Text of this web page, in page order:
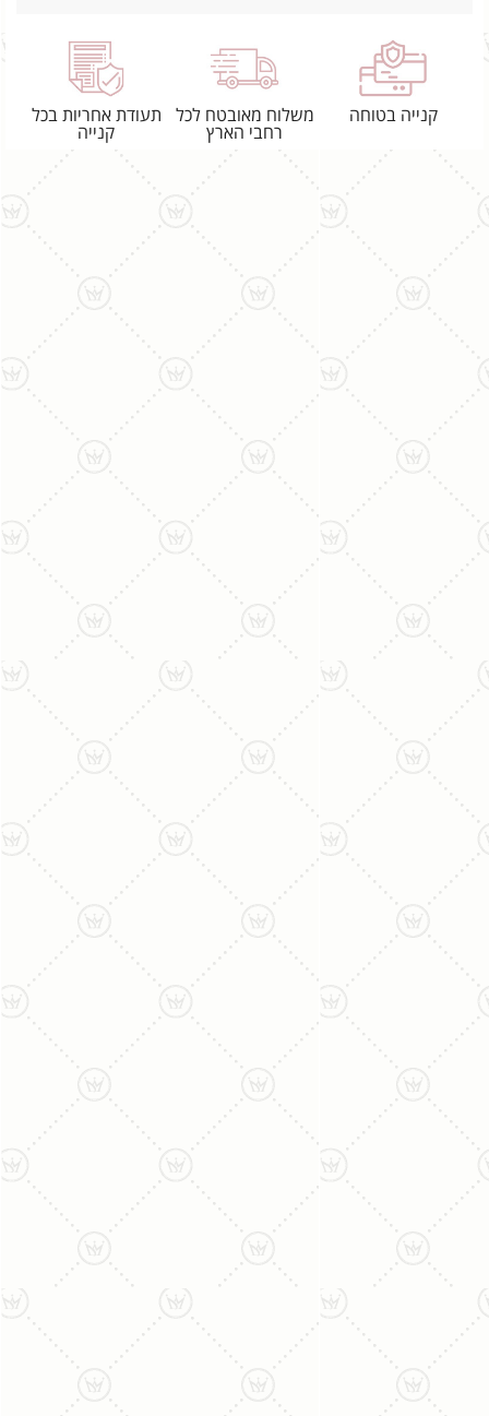
קנייה בטוחה
משלוח מאובטח לכל
רחבי הארץ
תעודת אחריות בכל
קנייה